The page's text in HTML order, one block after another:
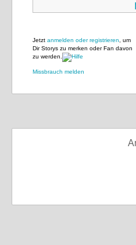
Jetzt anmelden oder registrieren , um
Dir Storys zu merken oder Fan davon
zu werden.
Missbrauch melden